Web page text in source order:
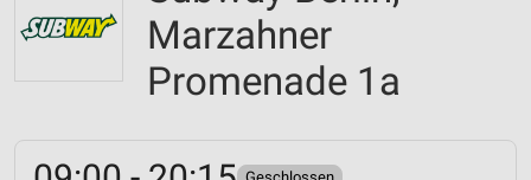
Marzahner
Promenade 1a